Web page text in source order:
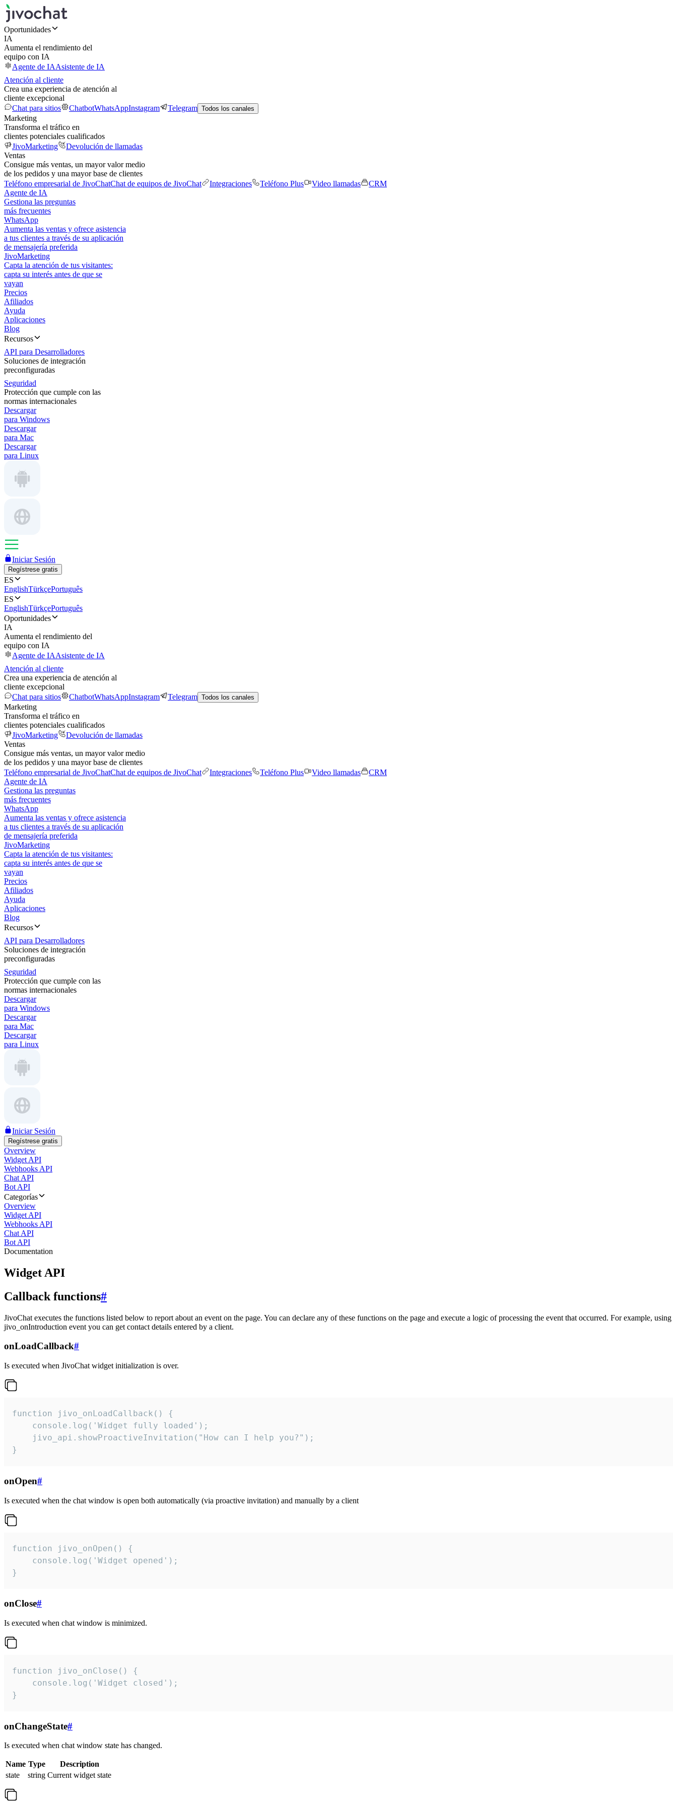
Oportunidades
IA
Aumenta el rendimiento del
equipo con IA
Agente de IAAsistente de IA
Atención al cliente
Crea una experiencia de atención al
cliente excepcional
Chat para sitios
ChatbotWhatsAppInstagram Telegram Todos los canales
Marketing
Transforma el tráfico en
clientes potenciales cualificados
JivoMarketing
Devolución de llamadas
Ventas
Consigue más ventas, un mayor valor medio
de los pedidos y una mayor base de clientes
Teléfono empresarial de JivoChatChat de equipos de JivoChat Integraciones Teléfono Plus Video llamadas
CRM
Agente de IA
Gestiona las preguntas
más frecuentes
WhatsApp
Aumenta las ventas y ofrece asistencia
a tus clientes a través de su aplicación
de mensajería preferida
JivoMarketing
Capta la atención de tus visitantes:
capta su interés antes de que se
vayan
Precios
Afiliados
Ayuda
Aplicaciones
Blog
Recursos
API para Desarrolladores
Soluciones de integración
preconfiguradas
Seguridad
Protección que cumple con las
normas internacionales
Descargar
para Windows
Descargar
para Mac
Descargar
para Linux
Iniciar Sesión
Regístrese gratis
ES
EnglishTürkçePortuguês
ES
EnglishTürkçePortuguês
Oportunidades
IA
Aumenta el rendimiento del
equipo con IA
Agente de IAAsistente de IA
Atención al cliente
Crea una experiencia de atención al
cliente excepcional
Chat para sitios
ChatbotWhatsAppInstagram Telegram Todos los canales
Marketing
Transforma el tráfico en
clientes potenciales cualificados
JivoMarketing
Devolución de llamadas
Ventas
Consigue más ventas, un mayor valor medio
de los pedidos y una mayor base de clientes
Teléfono empresarial de JivoChatChat de equipos de JivoChat Integraciones Teléfono Plus Video llamadas
CRM
Agente de IA
Gestiona las preguntas
más frecuentes
WhatsApp
Aumenta las ventas y ofrece asistencia
a tus clientes a través de su aplicación
de mensajería preferida
JivoMarketing
Capta la atención de tus visitantes:
capta su interés antes de que se
vayan
Precios
Afiliados
Ayuda
Aplicaciones
Blog
Recursos
API para Desarrolladores
Soluciones de integración
preconfiguradas
Seguridad
Protección que cumple con las
normas internacionales
Descargar
para Windows
Descargar
para Mac
Descargar
para Linux
Iniciar Sesión
Regístrese gratis
Overview
Widget API
Webhooks API
Chat API
Bot API
Categorías
Overview
Widget API
Webhooks API
Chat API
Bot API
Documentation
Widget API
Callback functions#
JivoChat executes the functions listed below to report about an event on the page. You can declare any of these functions on the page and execute a logic of processing the event that occurred. For example, using
jivo_onIntroduction event you can get contact details entered by a client.
onLoadCallback#
Is executed when JivoChat widget initialization is over.
function jivo_onLoadCallback() {
    console.log('Widget fully loaded');
    jivo_api.showProactiveInvitation("How can I help you?");
}
onOpen#
Is executed when the chat window is open both automatically (via proactive invitation) and manually by a client
function jivo_onOpen() {
    console.log('Widget opened');
}
onClose#
Is executed when chat window is minimized.
function jivo_onClose() {
    console.log('Widget closed');
}
onChangeState#
Is executed when chat window state has changed.
Name Type
Description
state
string Current widget state